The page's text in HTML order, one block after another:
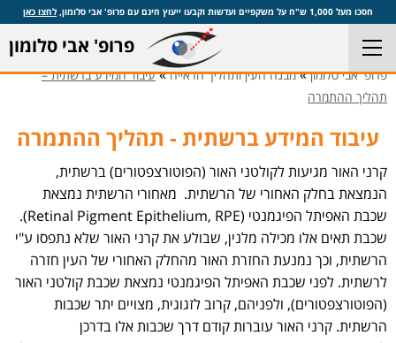
חסכו מעל 1,000 ש"ח על משקפיים ועדשות וקבעו ייעוץ חינם עם פרופ' אבי סלומון, לחצו כאן
פרופ' אבי סלומון
פרופ' אבי סלומון»מבנה העין ותהליך הראייה»עיבוד המידע ברשתית –
תהליך ההתמרה
עיבוד המידע ברשתית - תהליך ההתמרה
קרני האור מגיעות לקולטני האור (הפוטורצפטורים) ברשתית,
הנמצאת בחלק האחורי של הרשתית. מאחורי הרשתית נמצאת
שכבת האפיתל הפיגמנטי (Retinal Pigment Epithelium, RPE).
שכבת תאים אלו מכילה מלנין, שבולע את קרני האור שלא נתפסו ע"י
הרשתית, וכך נמנעת החזרת האור מהחלק האחורי של העין חזרה
לרשתית. לפני שכבת האפיתל הפיגמנטי נמצאת שכבת קולטני האור
(הפוטורצפטורים), ולפניהם, קרוב לזגוגית, מצויים יתר שכבות
הרשתית. קרני האור עוברות קודם דרך שכבות אלו בדרכן